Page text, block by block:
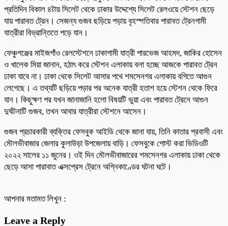
প্রতিদিন বিকাল ৪টায় সিলেট থেকে ঢাকার উদ্দেশ্যে সিলেট রেলওয়ে স্টেশন ছেড়ে
যায় পারাবত ট্রেন। সেজন্য গুজব ছড়িয়ে পড়ায় বৃহস্পতিবার পারাবত ট্রেনগামী
যাত্রীরা বিভ্রান্তিতে পড়ে যান।
ফেঞ্চুগঞ্জের মাইজগাঁও রেলস্টেশনে ঢাকাগামী যাত্রী পারভেজ আহমদ, জাকির হোসেন
ও খালেক মিয়া জানান, হঠাৎ করে স্টেশন এলাকায় বলা হচ্ছে আজকে পারাবত ট্রেন
ঢাকা যাবে না। ঢাকা থেকে সিলেট আসার পথে শমসেনগর এলাকায় বগিতে আগুন
লেগেছে। এ তথ্যটি ছড়িয়ে পড়ার পর অনেক যাত্রী হতাশ হয়ে স্টেশন থেকে ফিরে
যান। কিছুক্ষণ পর যখন জানাজানি হলো বিষয়টি ভুয়া এবং পারাবত ট্রেনে আগুন
দুর্ঘটনাটি গুজব, তখন আবার যাত্রীরা স্টেশনে আসেন।
গুজব প্রচারকারী ব্যক্তির ফেসবুক আইডি থেকে জানা যায়, তিনি কাতার প্রবাসী এবং
মৌলভীবাজার জেলার কুলাউড়া উপজেলায় বাড়ি। ফেসবুকে পোস্ট করা ভিডিওটি
২০২২ সালের ১১ জুনের। ওই দিন মৌলভীবাজারের শমসেনগর এলাকায় ঢাকা থেকে
ছেড়ে আসা পারাবাত এক্সপ্রেস ট্রেনে অগ্নিকাণ্ডের ঘটনা ঘটে।
আপনার মতামত লিখুন :
Leave a Reply